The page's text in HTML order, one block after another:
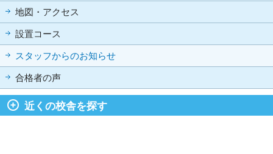
地図・アクセス
設置コース
スタッフからのお知らせ
合格者の声
近くの校舎を探す